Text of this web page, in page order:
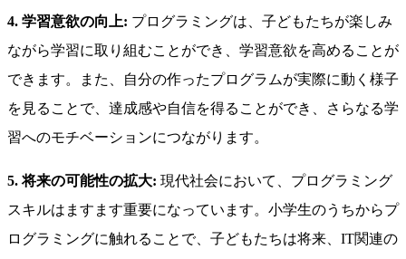
4. 学習意欲の向上: プログラミングは、子どもたちが楽しみ
ながら学習に取り組むことができ、学習意欲を高めることが
できます。また、自分の作ったプログラムが実際に動く様子
を見ることで、達成感や自信を得ることができ、さらなる学
習へのモチベーションにつながります。
5. 将来の可能性の拡大: 現代社会において、プログラミング
スキルはますます重要になっています。小学生のうちからプ
ログラミングに触れることで、子どもたちは将来、IT関連の